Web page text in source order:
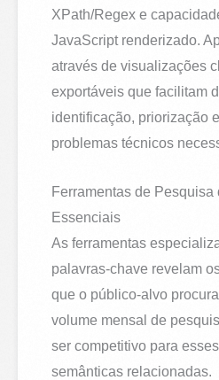
XPath/Regex e
JavaScript renderizado.
através de visualizações
exportáveis que facilitam
identificação, priorização
problemas técnicos
Ferramentas de
Essenciais
As ferramentas
palavras-chave revelam
que o público-alvo
volume mensal de
ser competitivo para
semânticas relacionadas.